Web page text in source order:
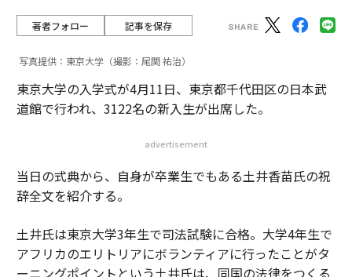
著者フォロー 記事を保存
写真提供：東京大学（撮影：尾関 祐治）
東京大学の入学式が4月11日、東京都千代田区の日本武
道館で行われ、3122名の新入生が出席した。
advertisement
当日の式典から、自身が卒業生でもある土井香苗氏の祝
辞全文を紹介する。
土井氏は東京大学3年生で司法試験に合格。大学4年生で
アフリカのエリトリアにボランティアに行ったことがタ
ーニングポイントという土井氏は、同国の法律をつくる